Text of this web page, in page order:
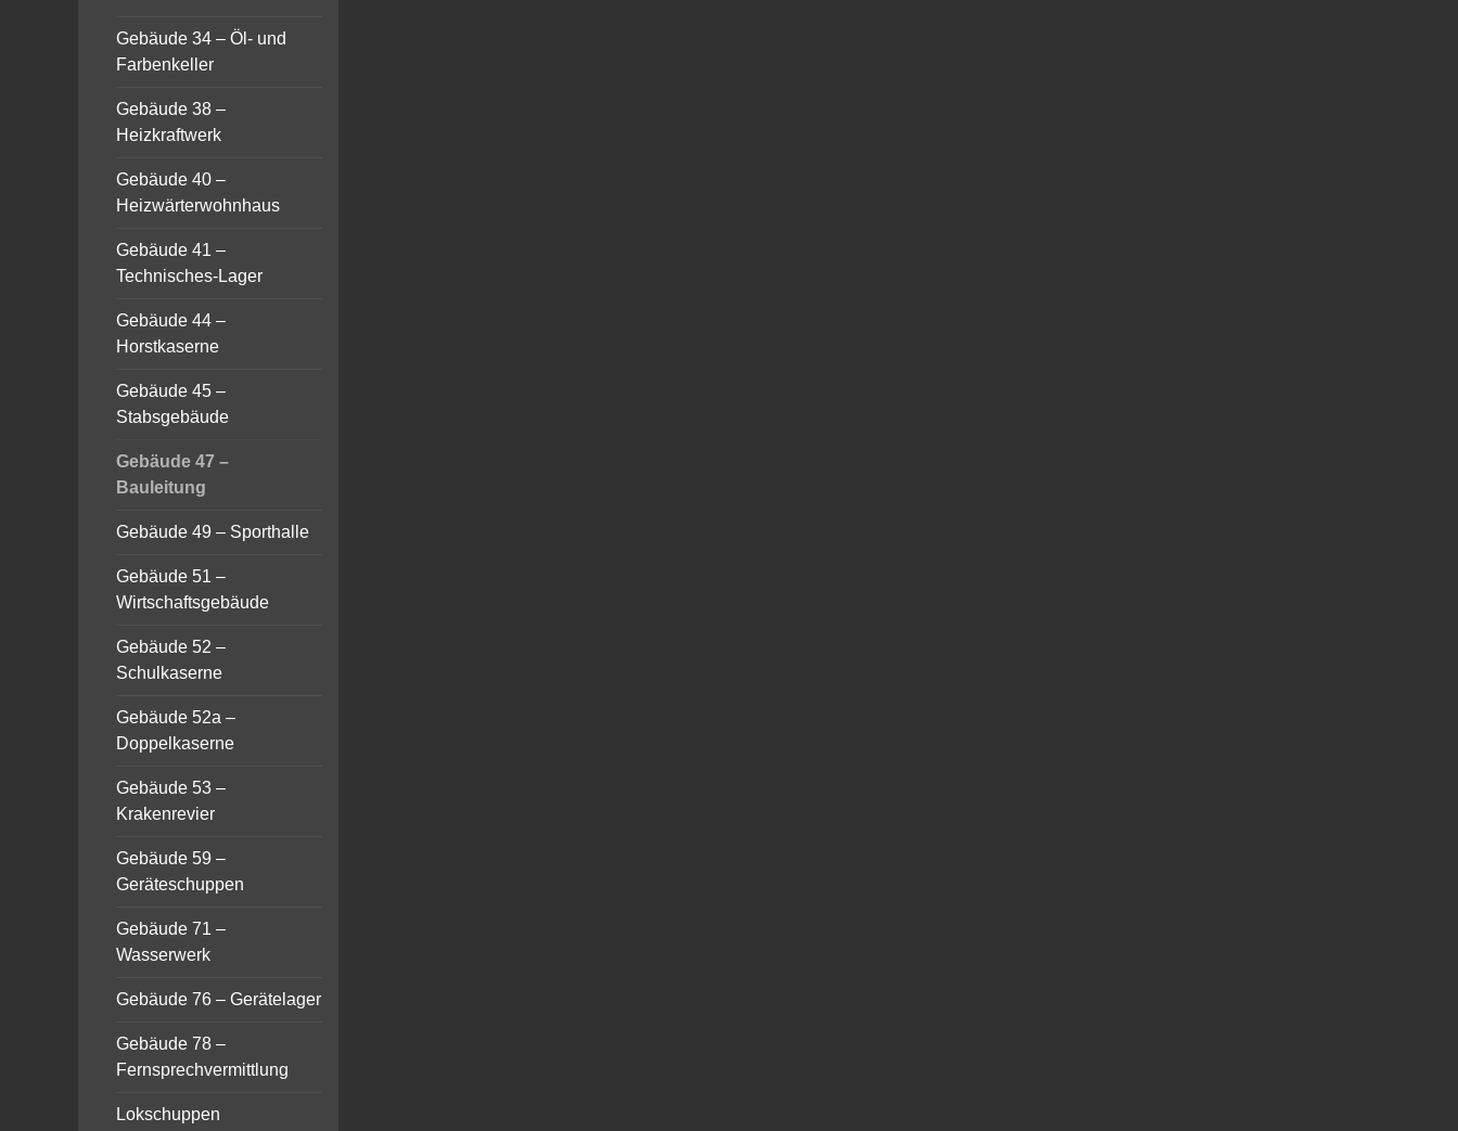
Gebäude 34 – Öl- und
Farbenkeller
Gebäude 38 –
Heizkraftwerk
Gebäude 40 –
Heizwärterwohnhaus
Gebäude 41 –
Technisches-Lager
Gebäude 44 –
Horstkaserne
Gebäude 45 –
Stabsgebäude
Gebäude 47 –
Bauleitung
Gebäude 49 – Sporthalle
Gebäude 51 –
Wirtschaftsgebäude
Gebäude 52 –
Schulkaserne
Gebäude 52a –
Doppelkaserne
Gebäude 53 –
Krakenrevier
Gebäude 59 –
Geräteschuppen
Gebäude 71 –
Wasserwerk
Gebäude 76 – Gerätelager
Gebäude 78 –
Fernsprechvermittlung
Lokschuppen